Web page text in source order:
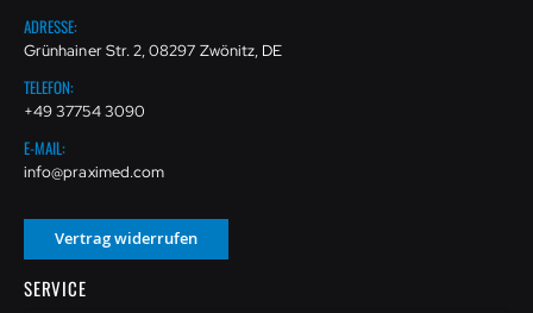
ADRESSE:
Grünhainer Str. 2, 08297 Zwönitz, DE
TELEFON:
+49 37754 3090
E-MAIL:
info@praximed.com
Vertrag widerrufen
SERVICE